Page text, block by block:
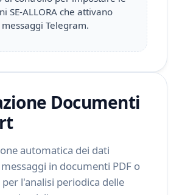
SE-ALLORA che attivano
Telegram.
Documenti
automatica dei dati
in documenti PDF o
l'analisi periodica delle